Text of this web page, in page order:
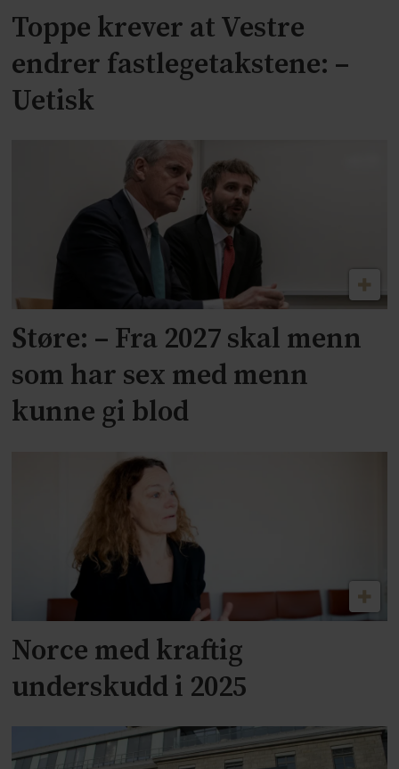
Toppe krever at Vestre
endrer fastlegetakstene: –
Uetisk
Støre: – Fra 2027 skal menn
som har sex med menn
kunne gi blod
Norce med kraftig
underskudd i 2025